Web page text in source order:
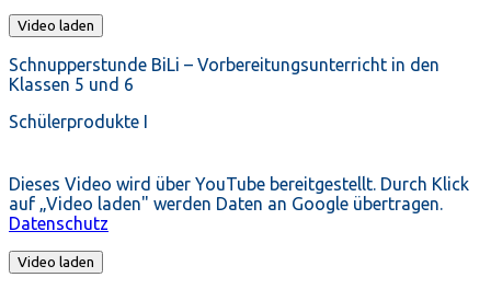
Video laden
Schnupperstunde BiLi – Vorbereitungsunterricht in den
Klassen 5 und 6
Schülerprodukte I
Dieses Video wird über YouTube bereitgestellt. Durch Klick
auf „Video laden" werden Daten an Google übertragen.
Datenschutz
Video laden